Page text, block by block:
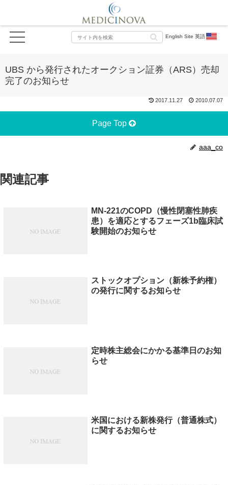
English Site 英語
UBS から発行されたオークション証券（ARS）売却
完了のお知らせ
2017.11.27 2010.07.07
Page Top
aaa_co
関連記事
MN-221のCOPD（慢性閉塞性肺疾
患）を適応とするフェーズ1b臨床試
験開始のお知らせ
ストックオプション（新株予約権）
の発行に関するお知らせ
定時株主総会にかかる基準日のお知
らせ
米国における新株発行（普通株式）
に関するお知らせ